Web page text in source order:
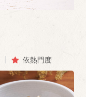
依熱門度